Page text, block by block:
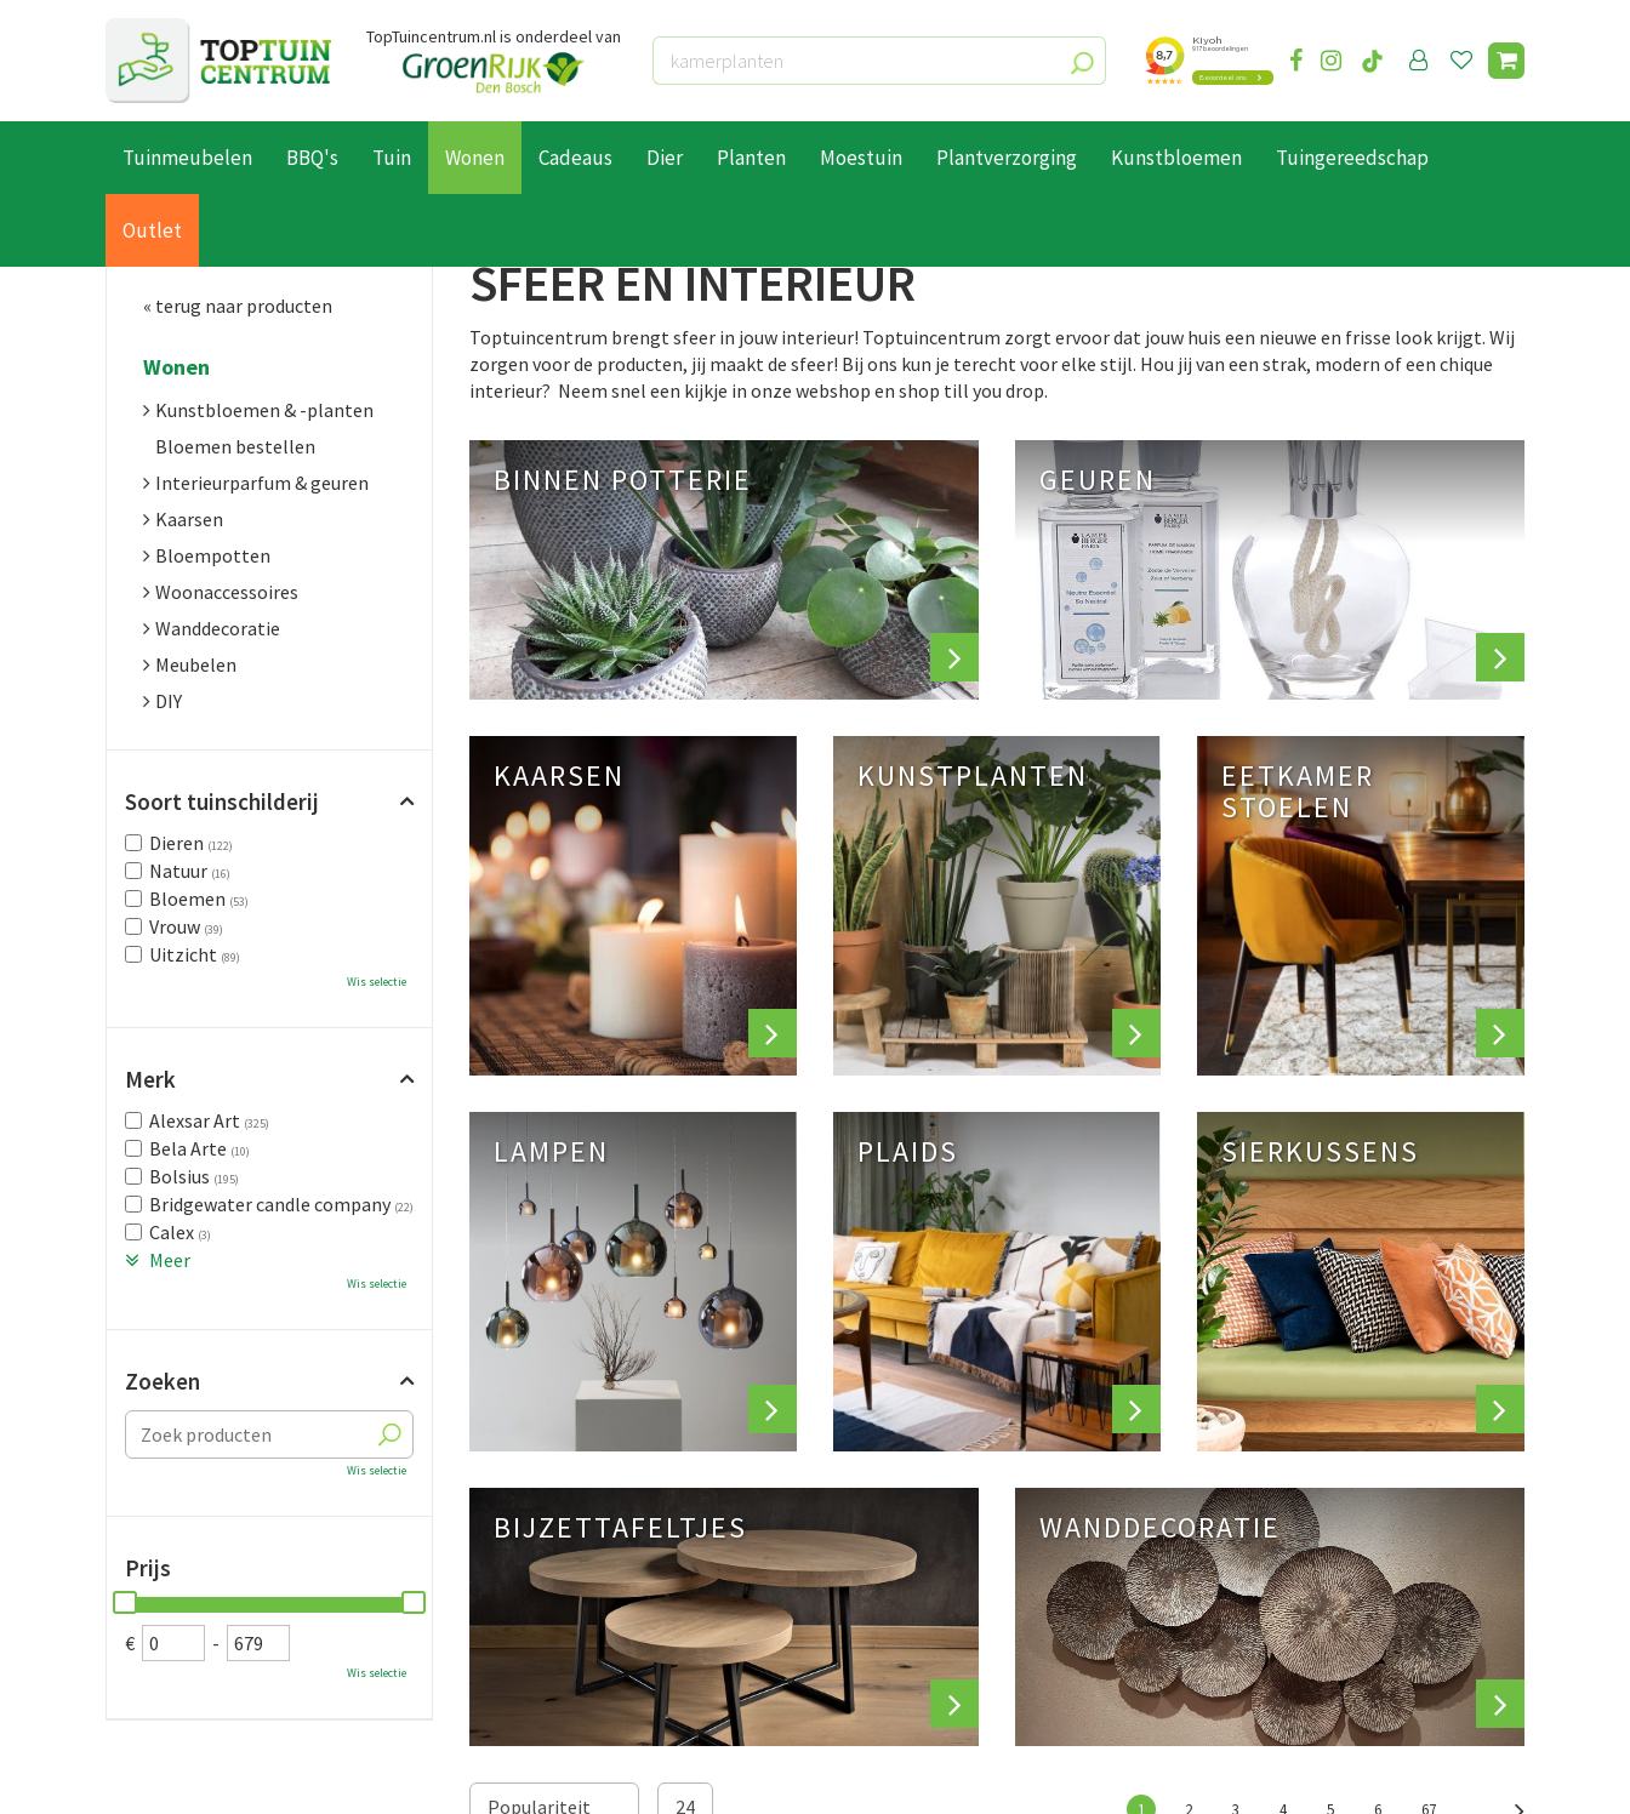
Home Producten
TopTuincentrum.nl is onderdeel van
Tuinmeubelen BBQ's Tuin Wonen Cadeaus Dier Planten Moestuin Plantverzorging Kunstbloemen Tuingereedschap
Outlet
SFEER EN INTERIEUR
Toptuincentrum brengt sfeer in jouw interieur! Toptuincentrum zorgt ervoor dat jouw huis een nieuwe en frisse look krijgt. Wij
zorgen voor de producten, jij maakt de sfeer! Bij ons kun je terecht voor elke stijl. Hou jij van een strak, modern of een chique
interieur? Neem snel een kijkje in onze webshop en shop till you drop.
BINNEN POTTERIE GEUREN
KAARSEN KUNSTPLANTEN
EETKAMER
STOELEN
LAMPEN PLAIDS SIERKUSSENS
BIJZETTAFELTJES WANDDECORATIE
1 2 3 4 5 6 67
« terug naar producten
Wonen
Kunstbloemen & -planten
Bloemen bestellen
Interieurparfum & geuren
Kaarsen
Bloempotten
Woonaccessoires
Wanddecoratie
Meubelen
DIY
Soort tuinschilderij
Dieren (122)
Natuur (16)
Bloemen (53)
Vrouw (39)
Uitzicht (89)
Wis selectie
Merk
Alexsar Art (325)
Bela Arte (10)
Bolsius (195)
Bridgewater candle company (22)
Calex (3)
Meer
Wis selectie
Zoeken
Wis selectie
Prijs
€ -
Wis selectie